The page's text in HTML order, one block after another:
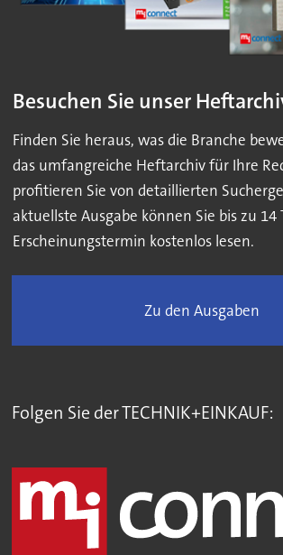
Besuchen Sie unser
Finden Sie heraus, was die Branche
das umfangreiche Heftarchiv für Ihre
profitieren Sie von detaillierten
aktuellste Ausgabe können Sie bis zu 14
Erscheinungstermin kostenlos lesen.
Zu den Ausgaben
Folgen Sie der TECHNIK+EINKAUF: